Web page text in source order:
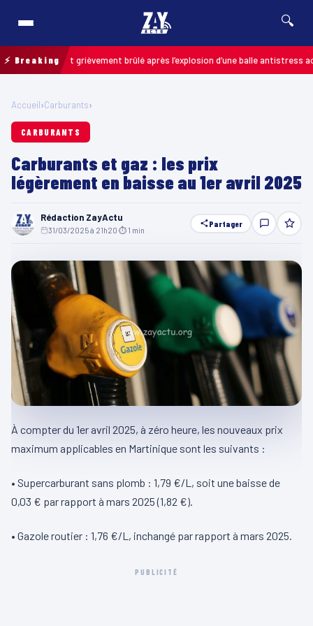
🔍
⚡ Breaking
un enfant grièvement brûlé après l’explosion d’une balle antistress achetée
Accueil›Carburants›
CARBURANTS
Carburants et gaz : les prix
légèrement en baisse au 1er avril 2025
Rédaction ZayActu
31/03/2025 à 21h20 ⏱ 1 min
Partager
À compter du 1er avril 2025, à zéro heure, les nouveaux prix
maximum applicables en Martinique sont les suivants :
• Supercarburant sans plomb : 1,79 €/L, soit une baisse de
0,03 € par rapport à mars 2025 (1,82 €).
• Gazole routier : 1,76 €/L, inchangé par rapport à mars 2025.
PUBLICITÉ